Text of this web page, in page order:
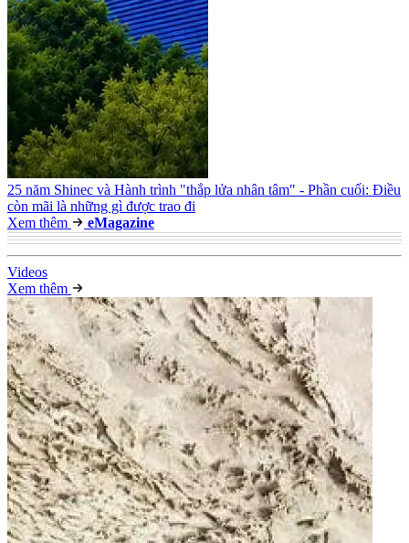
25 năm Shinec và Hành trình "thắp lửa nhân tâm" - Phần cuối: Điều
còn mãi là những gì được trao đi
Xem thêm
eMagazine
Videos
Xem thêm